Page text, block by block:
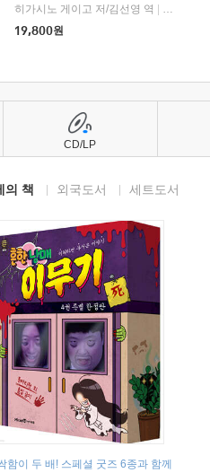
히가시노 게이고 저/김선영 역
북다
19,800원
의 책 외국도서 세트도서
함이 두 배! 스페셜 굿즈 6종과 함께
CD/LP